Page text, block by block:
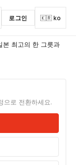
로그인 🇰🇷 ko
본 최고의 한 그릇과
으로 전환하세요.